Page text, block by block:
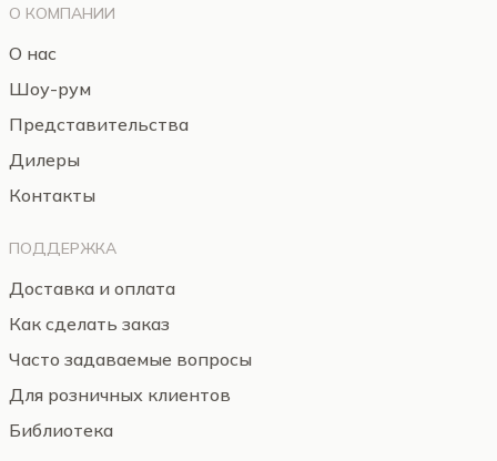
О КОМПАНИИ
О нас
Шоу-рум
Представительства
Дилеры
Контакты
ПОДДЕРЖКА
Доставка и оплата
Как сделать заказ
Часто задаваемые вопросы
Для розничных клиентов
Библиотека